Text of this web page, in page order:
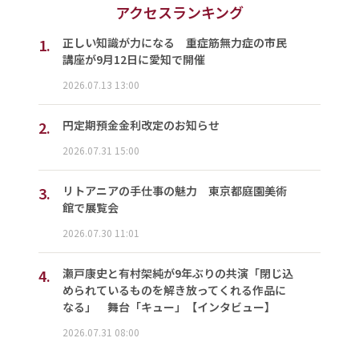
アクセスランキング
1.
正しい知識が力になる 重症筋無力症の市民
講座が9月12日に愛知で開催
2026.07.13 13:00
2. 円定期預金金利改定のお知らせ
2026.07.31 15:00
3.
リトアニアの手仕事の魅力 東京都庭園美術
館で展覧会
2026.07.30 11:01
4.
瀬戸康史と有村架純が9年ぶりの共演「閉じ込
められているものを解き放ってくれる作品に
なる」 舞台「キュー」【インタビュー】
2026.07.31 08:00